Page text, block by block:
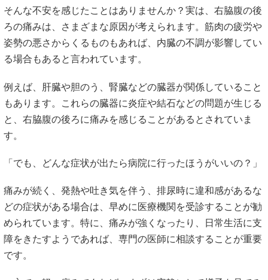
そんな不安を感じた こと はありま せんか？ 実は、 右脇腹の後
ろの痛みは、 さまざま な原因 が考え られます。 筋肉の疲労や
姿勢の悪さから くる ものもあれば、 内臓の不調が影響してい
る場合 もある と言われてい ます。
例えば、 肝臓や胆のう、 腎臓などの臓器が関係している こと
もあり ます。 これらの臓器に炎症や結石などの問題が生じる
と、 右脇腹の後ろに痛みを感じる こと がある と さ れてい ま
す。
「 でも、 どんな症状が出たら病院に行ったほうがいいの？」
痛みが続く、 発熱や吐き気を伴う、 排尿時に違和感があるな
どの症状がある場合は、 早めに 医療機関 を受診する こと が勧
められてい ます。 特に、 痛みが強 く なったり、 日常生活に支
障をきたすよう であれば、 専門の医師に相談する こと が重要
です。